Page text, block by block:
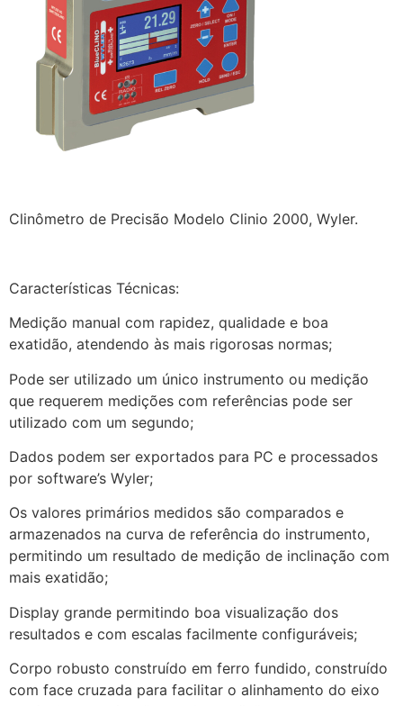
Clinômetro de Precisão Modelo Clinio 2000, Wyler.
Características Técnicas:
Medição manual com rapidez, qualidade e boa
exatidão, atendendo às mais rigorosas normas;
Pode ser utilizado um único instrumento ou medição
que requerem medições com referências pode ser
utilizado com um segundo;
Dados podem ser exportados para PC e processados
por software’s Wyler;
Os valores primários medidos são comparados e
armazenados na curva de referência do instrumento,
permitindo um resultado de medição de inclinação com
mais exatidão;
Display grande permitindo boa visualização dos
resultados e com escalas facilmente configuráveis;
Corpo robusto construído em ferro fundido, construído
com face cruzada para facilitar o alinhamento do eixo